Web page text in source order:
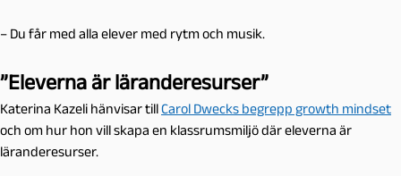
– Du får med alla elever med rytm och musik.
”Eleverna är läranderesurser”
Katerina Kazeli hänvisar tillCarol Dwecks begrepp growth mindset
och om hur hon vill skapa en klassrumsmiljö där eleverna är
läranderesurser.